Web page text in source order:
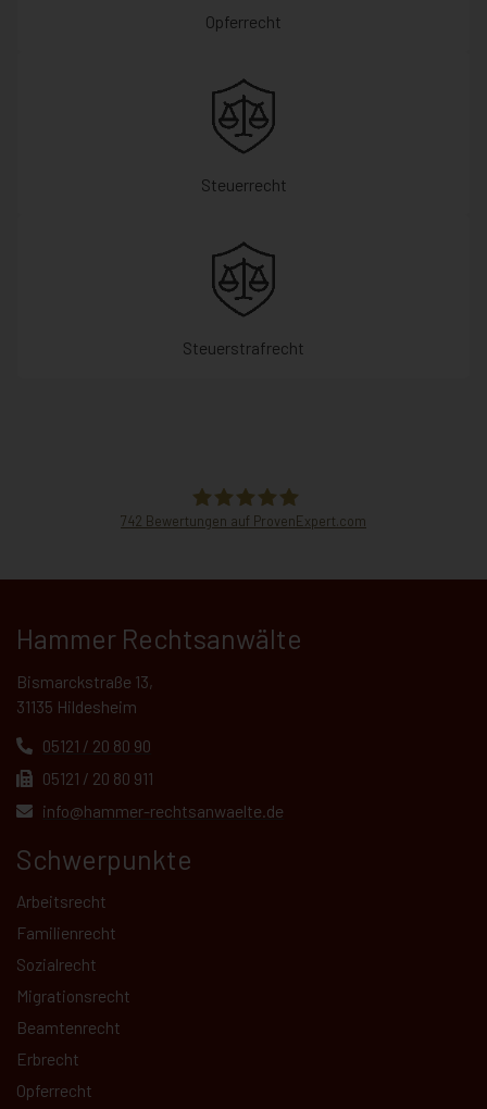
Opferrecht
Steuerrecht
Steuerstrafrecht
742 Bewertungen auf ProvenExpert.com
Hammer Rechtsanwälte
Bismarckstraße 13,
31135 Hildesheim
05121 / 20 80 90
05121 / 20 80 911
info@hammer-rechtsanwaelte.de
Schwerpunkte
Arbeitsrecht
Familienrecht
Sozialrecht
Migrationsrecht
Beamtenrecht
Erbrecht
Opferrecht